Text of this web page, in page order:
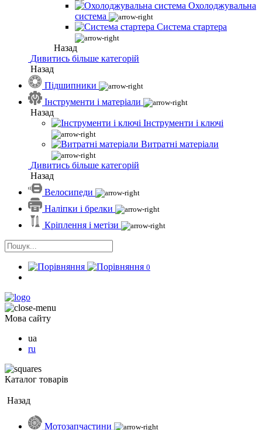
Охолоджувальна
система
Система стартера
Назад
Дивитись більше категорій
Назад
Підшипники
Інструменти і матеріали
Назад
Інструменти і ключі
Витратні матеріали
Дивитись більше категорій
Назад
Велосипеди
Наліпки і брелки
Кріплення і метізи
0
Мова сайту
ua
ru
Каталог товарів
Назад
Мотозапчастини